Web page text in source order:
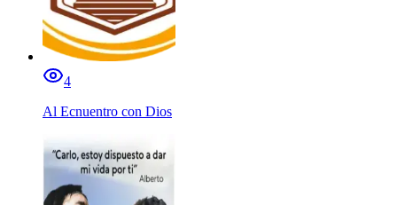
4
Al Ecnuentro con Dios